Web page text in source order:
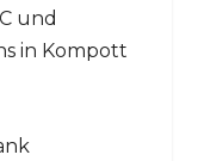
und
in Kompott